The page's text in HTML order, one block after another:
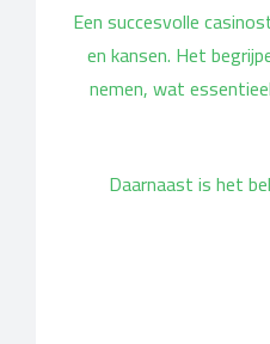
Een succesvolle
en kansen. Het
nemen, wat
Daarnaast is het